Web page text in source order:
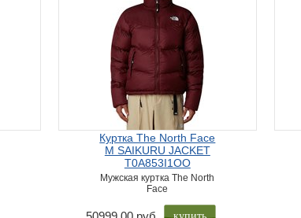
Куртка The North Face
M SAIKURU JACKET
T0A853I1OO
Мужская куртка The North
Face